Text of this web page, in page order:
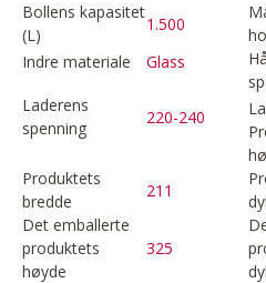
Bollens kapasitet
(L)
1.500
Indre materiale
Glass
Laderens
spenning
220-240
Produktets
bredde
211
Det emballerte
produktets
høyde
325